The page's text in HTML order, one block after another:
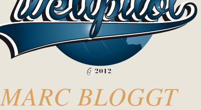
MARC BLOGGT